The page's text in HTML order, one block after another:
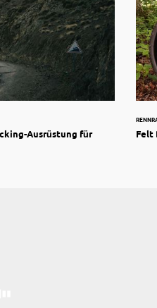
Ausrüstung für
Felt